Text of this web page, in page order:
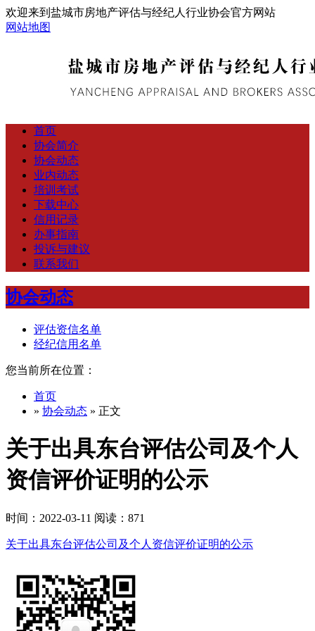
欢迎来到盐城市房地产评估与经纪人行业协会官方网站
网站地图
首页
协会简介
协会动态
业内动态
培训考试
下载中心
信用记录
办事指南
投诉与建议
联系我们
协会动态
评估资信名单
经纪信用名单
您当前所在位置：
首页
» 协会动态 » 正文
关于出具东台评估公司及个人
资信评价证明的公示
时间：2022-03-11 阅读：871
关于出具东台评估公司及个人资信评价证明的公示